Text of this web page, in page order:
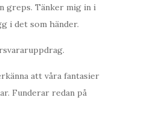
greps. Tänker mig in i
i det som händer.
att våra fantasier
Funderar redan på